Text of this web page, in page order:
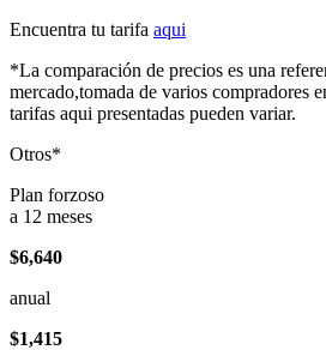
Encuentra tu tarifa aqui
*La comparación de precios es una
mercado,tomada de varios compradores
tarifas aqui presentadas pueden variar.
Otros*
Plan forzoso
a 12 meses
$6,640
anual
$1,415